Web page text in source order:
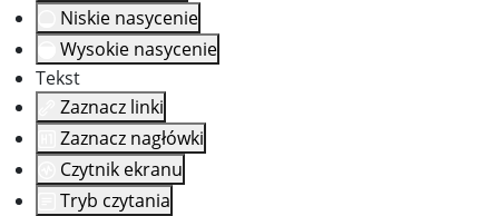
Niskie nasycenie
Wysokie nasycenie
Tekst
Zaznacz linki
Zaznacz nagłówki
Czytnik ekranu
Tryb czytania